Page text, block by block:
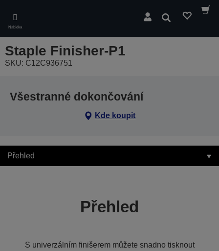
main
content
Nabídka
Hledat
Staple Finisher-P1
SKU: C12C936751
Všestranné dokončování
Kde koupit
Přehled
Přehled
S univerzálním finišerem můžete snadno tisknout